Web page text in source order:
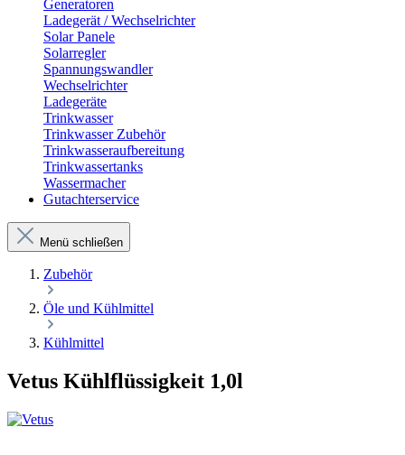
Generatoren
Ladegerät / Wechselrichter
Solar Panele
Solarregler
Spannungswandler
Wechselrichter
Ladegeräte
Trinkwasser
Trinkwasser Zubehör
Trinkwasseraufbereitung
Trinkwassertanks
Wassermacher
Gutachterservice
Menü schließen
Zubehör
Öle und Kühlmittel
Kühlmittel
Vetus Kühlflüssigkeit 1,0l